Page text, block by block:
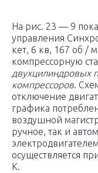
На рис. 23 — 9
управления
кет, 6 кв, 167 об /
компрессорную
двухцилиндровых
компрессоров.
отключение
графика
воздушной
ручное, так и
осуществляется
К.